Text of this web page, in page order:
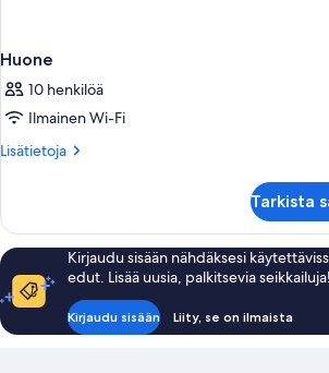
Huone
10 henkilöä
Ilmainen Wi-Fi
Lisätietoja
Lisätietoja
Tarkista
Kirjaudu sisään nähdäksesi
edut. Lisää uusia, palkitsevia seikkailuja!
Kirjaudu sisään Liity, se on ilmaista